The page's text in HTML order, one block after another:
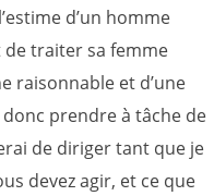
d’un homme
de traiter sa femme
raisonnable et d’une
prendre à tâche de
de diriger tant que je
devez agir, et ce que